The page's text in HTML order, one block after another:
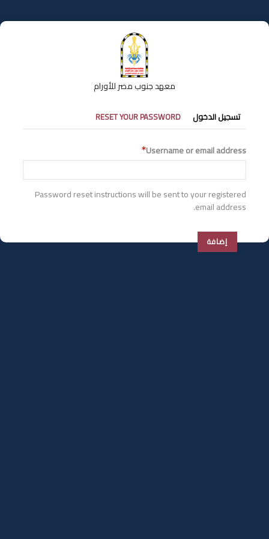
إلى
المحتوى
معهد جنوب مصر للأورام
التبويبات
الأساسية
تسجيل الدخول RESET YOUR PASSWORD
Username or email address
Password reset instructions will be sent to your registered
email address.